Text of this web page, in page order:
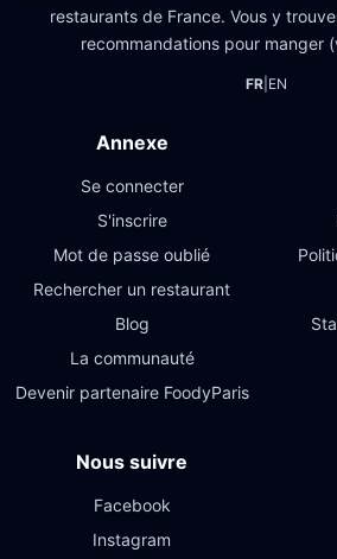
restaurants de France. Vous y
recommandations pour manger
FR| EN
Annexe
Se connecter
S'inscrire
Mot de passe oublié
Rechercher un restaurant
Blog
La communauté
Devenir partenaire FoodyParis
Nous suivre
Facebook
Instagram